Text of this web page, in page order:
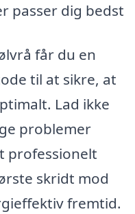
passer dig bedst
får du en
til at sikre, at
Lad ikke
problemer
professionelt
skridt mod
fremtid.